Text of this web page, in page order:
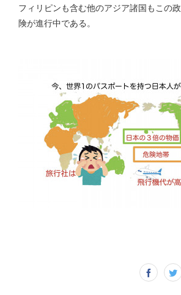
フィリピンも含む他のアジア諸国もこの
険が進行中である。